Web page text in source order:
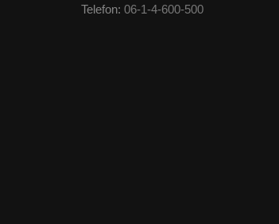
Telefon: 06-1-4-600-500